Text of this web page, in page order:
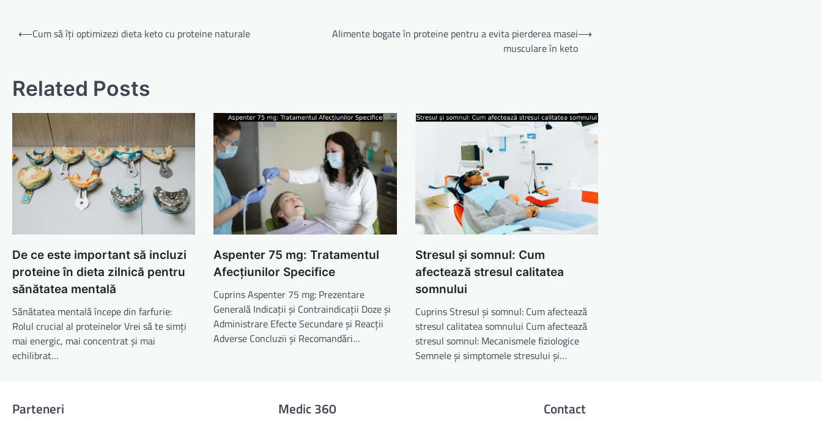
Navigare
⟵Cum să îți optimizezi dieta keto cu proteine naturale
Alimente bogate în proteine pentru a evita pierderea masei
musculare în keto
⟶
Related Posts
De ce este important să incluzi
proteine în dieta zilnică pentru
sănătatea mentală
Sănătatea mentală începe din farfurie:
Rolul crucial al proteinelor Vrei să te simți
mai energic, mai concentrat și mai
echilibrat…
Aspenter 75 mg: Tratamentul
Afecțiunilor Specifice
Cuprins Aspenter 75 mg: Prezentare
Generală Indicații și Contraindicații Doze și
Administrare Efecte Secundare și Reacții
Adverse Concluzii și Recomandări…
Stresul și somnul: Cum
afectează stresul calitatea
somnului
Cuprins Stresul și somnul: Cum afectează
stresul calitatea somnului Cum afectează
stresul somnul: Mecanismele fiziologice
Semnele și simptomele stresului și…
Parteneri Medic 360 Contact